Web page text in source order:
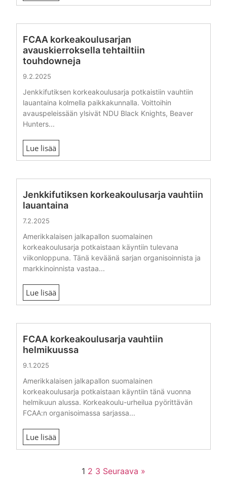
FCAA korkeakoulusarjan
avauskierroksella tehtailtiin
touhdowneja
9.2.2025
Jenkkifutiksen korkeakoulusarja potkaistiin vauhtiin
lauantaina kolmella paikkakunnalla. Voittoihin
avauspeleissään ylsivät NDU Black Knights, Beaver
Hunters...
Lue lisää
Jenkkifutiksen korkeakoulusarja vauhtiin
lauantaina
7.2.2025
Amerikkalaisen jalkapallon suomalainen
korkeakoulusarja potkaistaan käyntiin tulevana
viikonloppuna. Tänä keväänä sarjan organisoinnista ja
markkinoinnista vastaa...
Lue lisää
FCAA korkeakoulusarja vauhtiin
helmikuussa
9.1.2025
Amerikkalaisen jalkapallon suomalainen
korkeakoulusarja potkaistaan käyntiin tänä vuonna
helmikuun alussa. Korkeakoulu-urheilua pyörittävän
FCAA:n organisoimassa sarjassa...
Lue lisää
1 2 3 Seuraava »